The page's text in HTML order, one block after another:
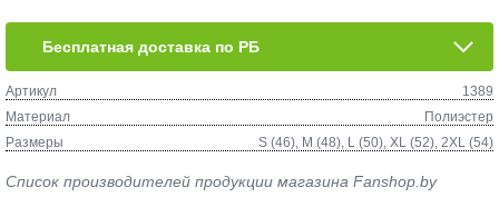
Бесплатная доставка по РБ
Артикул
1389
Материал
Полиэстер
Размеры
S (46), M (48), L (50), XL (52), 2XL (54)
Список производителей продукции магазина Fanshop.by